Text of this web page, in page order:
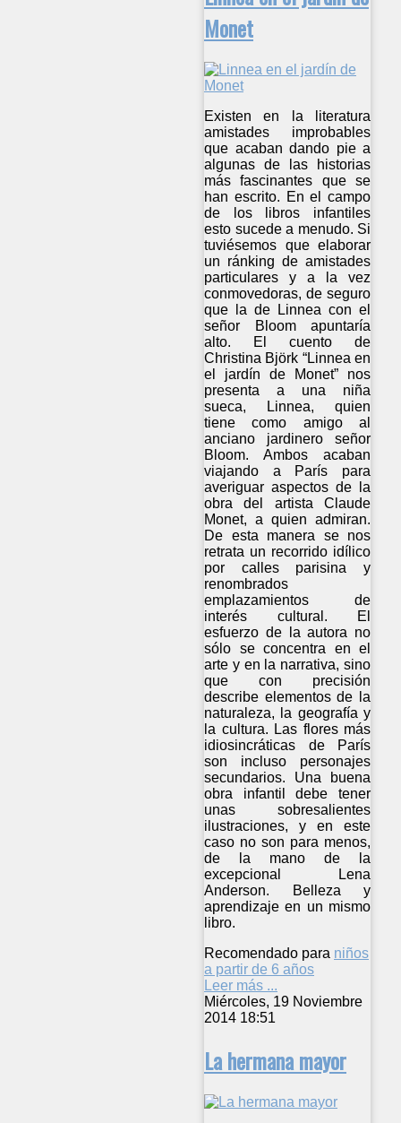
Monet
Existen en la literatura
amistades improbables
que acaban dando pie a
algunas de las historias
más fascinantes que se
han escrito. En el campo
de los libros infantiles
esto sucede a menudo. Si
tuviésemos que elaborar
un ránking de amistades
particulares y a la vez
conmovedoras, de seguro
que la de Linnea con el
señor Bloom apuntaría
alto. El cuento de
Christina Björk “Linnea en
el jardín de Monet” nos
presenta a una niña
sueca, Linnea, quien
tiene como amigo al
anciano jardinero señor
Bloom. Ambos acaban
viajando a París para
averiguar aspectos de la
obra del artista Claude
Monet, a quien admiran.
De esta manera se nos
retrata un recorrido idílico
por calles parisina y
renombrados
emplazamientos de
interés cultural. El
esfuerzo de la autora no
sólo se concentra en el
arte y en la narrativa, sino
que con precisión
describe elementos de la
naturaleza, la geografía y
la cultura. Las flores más
idiosincráticas de París
son incluso personajes
secundarios. Una buena
obra infantil debe tener
unas sobresalientes
ilustraciones, y en este
caso no son para menos,
de la mano de la
excepcional Lena
Anderson. Belleza y
aprendizaje en un mismo
libro.
Recomendado para niños
a partir de 6 años
Leer más ...
Miércoles, 19 Noviembre
2014 18:51
La hermana mayor